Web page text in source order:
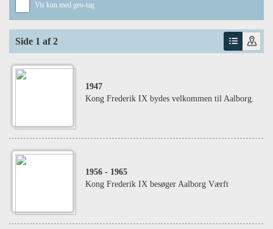
Vis kun med geo-tag
Side 1 af 2
1947
Kong Frederik IX bydes velkommen til Aalborg.
1956 - 1965
Kong Frederik IX besøger Aalborg Værft